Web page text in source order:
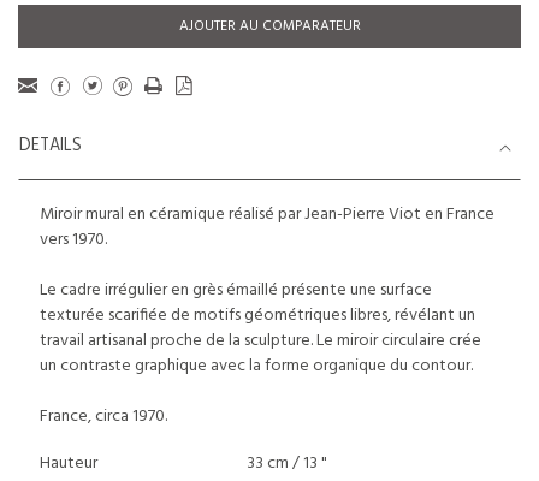
AJOUTER AU COMPARATEUR
DETAILS
Miroir mural en céramique réalisé par Jean-Pierre Viot en France
vers 1970.
Le cadre irrégulier en grès émaillé présente une surface
texturée scarifiée de motifs géométriques libres, révélant un
travail artisanal proche de la sculpture. Le miroir circulaire crée
un contraste graphique avec la forme organique du contour.
France, circa 1970.
Hauteur
33 cm / 13 "